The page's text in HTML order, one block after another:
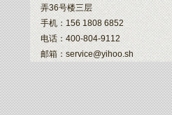
弄36号楼三层
手机：156 1808 6852
电话：400-804-9112
邮箱：service@yihoo.sh